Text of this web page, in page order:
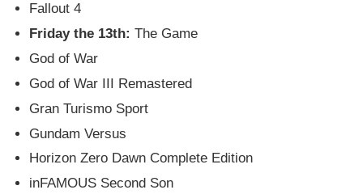
Fallout 4
Friday the 13th: The Game
God of War
God of War III Remastered
Gran Turismo Sport
Gundam Versus
Horizon Zero Dawn Complete Edition
inFAMOUS Second Son